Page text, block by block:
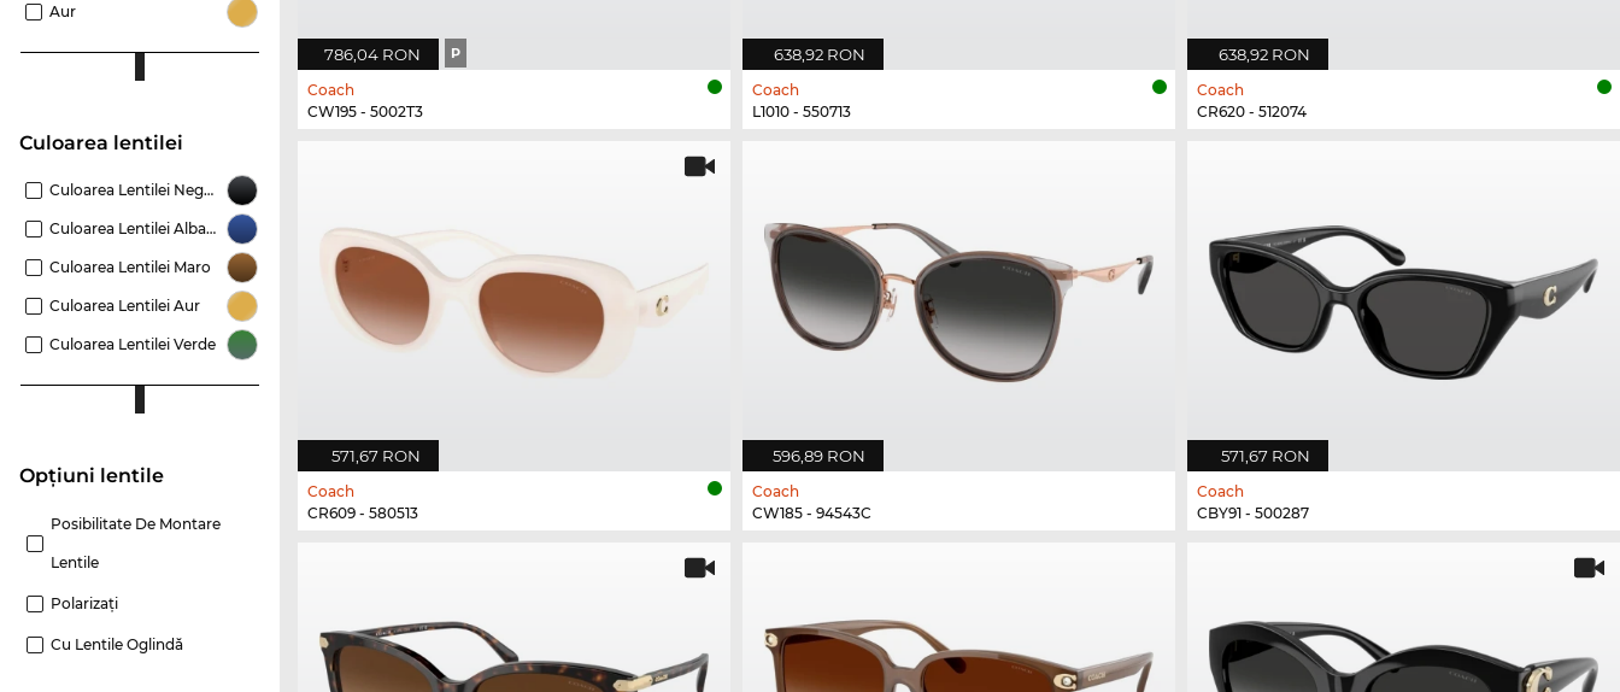
Aur
Culoarea lentilei
Culoarea Lentilei Negru
Culoarea Lentilei Albastru
Culoarea Lentilei Maro
Culoarea Lentilei Aur
Culoarea Lentilei Verde
Opțiuni lentile
Posibilitate De Montare
Lentile
Polarizaţi
Cu Lentile Oglindă
786,04 RON P
Coach
CW195 - 5002T3
638,92 RON
Coach
L1010 - 550713
638,92 RON
Coach
CR620 - 512074
571,67 RON
Coach
CR609 - 580513
596,89 RON
Coach
CW185 - 94543C
571,67 RON
Coach
CBY91 - 500287